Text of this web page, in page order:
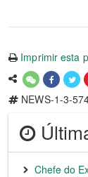
Imprimir esta
NEWS-1-3-
Chefe do